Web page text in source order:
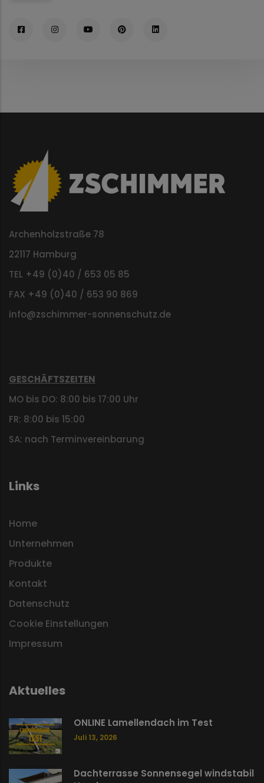
Archenholzstraße 78
22117 Hamburg
TEL +49 (0)40 / 653 05 85
FAX +49 (0)40 / 653 90 869
info@zschimmer-sonnenschutz.de
GESCHÄFTSZEITEN
MO bis DO: 8:00 bis 17:00 Uhr
FR: 8:00 bis 15:00
SA: nach Terminvereinbarung
Links
Home
Unternehmen
Produkte
Kontakt
Datenschutz
Cookie Einstellungen
Impressum
Aktuelles
ONLINE Lamellendach im Test
Juli 13, 2026
Dachterrasse Sonnensegel windstabil